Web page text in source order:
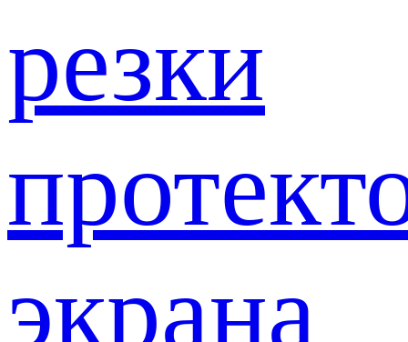
резки
экрана